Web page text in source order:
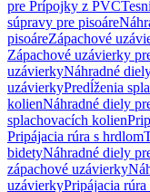
pre Prípojky z PVC
súpravy pre pisoáre
pisoáreZápachové
Zápachové uzávierky
uzávierkyNáhradné
uzávierkyPredĺženia
kolienNáhradné diely
splachovacích kolien
Pripájacia rúra s hrdlom
bidetyNáhradné diely
zápachové uzávierky
uzávierkyPripájacia